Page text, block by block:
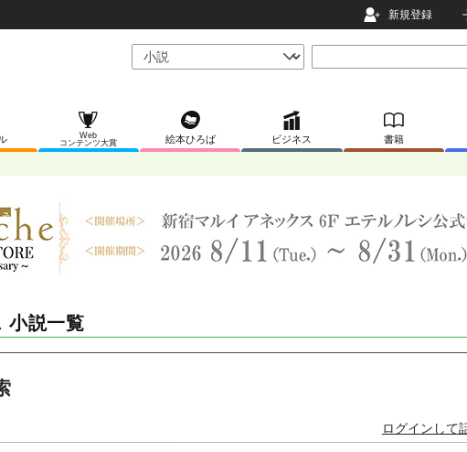
新規登録
Web
コンテンツ大賞
絵本ひろば ビジネス 書籍
小説一覧
ログインして